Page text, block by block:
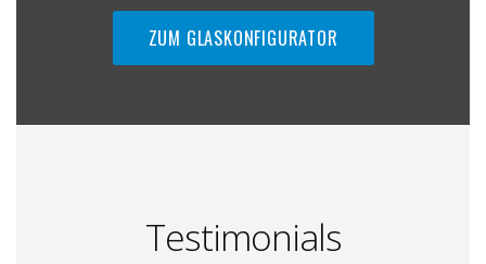
ZUM GLASKONFIGURATOR
Testimonials